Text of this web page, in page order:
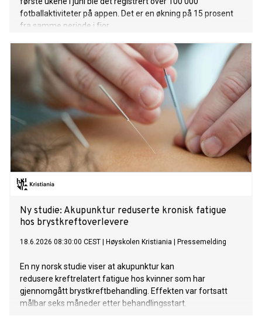
fotballaktiviteter på appen. Det er en økning på 15 prosent
fra samme periode i fjor.
Ny studie: Akupunktur reduserte kronisk fatigue
hos brystkreftoverlevere
18.6.2026 08:30:00 CEST Høyskolen Kristiania Pressemelding
En ny norsk studie viser at akupunktur kan
redusere kreftrelatert fatigue hos kvinner som har
gjennomgått brystkreftbehandling. Effekten var fortsatt
målbar seks måneder etter behandlingsstart.